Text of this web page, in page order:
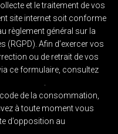
et le traitement de vos
site internet soit conforme
règlement général sur la
Afin d’exercer vos
ou de retrait de vos
ce formulaire, consultez
de la consommation,
à toute moment vous
d’opposition au